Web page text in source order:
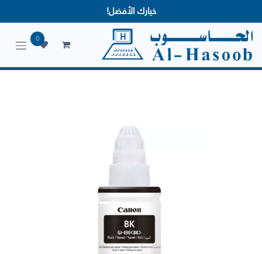
خيارك الأفضل!
0